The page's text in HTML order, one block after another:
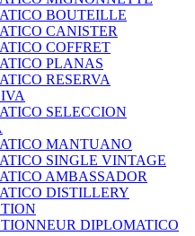
BOUTEILLE
CANISTER
COFFRET
PLANAS
RESERVA
SELECCION
MANTUANO
SINGLE VINTAGE
AMBASSADOR
DISTILLERY
DIPLOMATICO